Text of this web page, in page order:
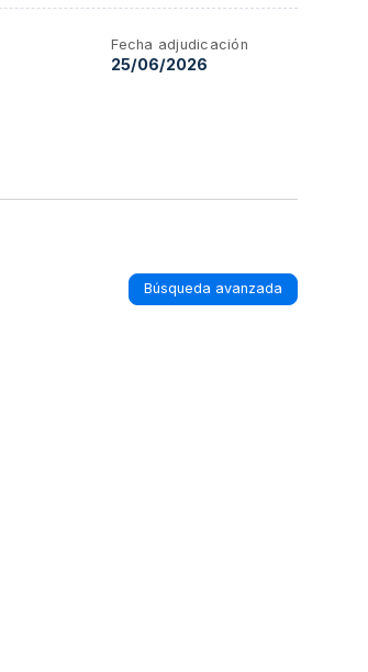
Fecha adjudicación
25/06/2026
Búsqueda avanzada